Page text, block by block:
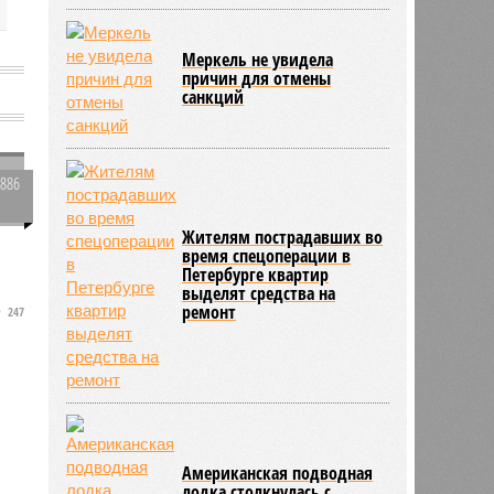
247
Меркель не увидела
причин для отмены
санкций
Жителям пострадавших во
время спецоперации в
Петербурге квартир
выделят средства на
ремонт
Американская подводная